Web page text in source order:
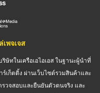
พจเจส
ษัทในเครือเอไอเอส ในฐานะผู้นำที่
ก็ตติ้ง ผ่านเว็บไซต์รวมสินค้าและ
รวจสอบและยืนยันตัวตนจริง และ